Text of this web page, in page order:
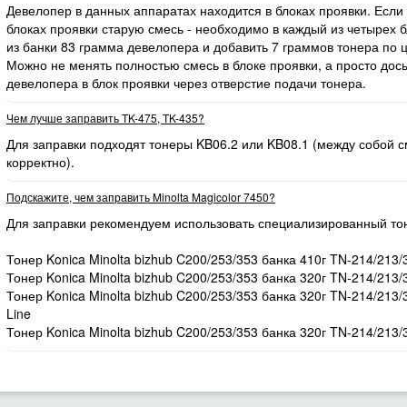
Девелопер в данных аппаратах находится в блоках проявки.
блоках проявки старую смесь - необходимо в каждый из четырех
из банки 83 грамма девелопера и добавить 7 граммов тонера по
Можно не менять полностью смесь в блоке проявки, а просто
девелопера в блок проявки через отверстие подачи тонера.
Чем лучше заправить TK-475, TK-435?
Для заправки подходят тонеры KB06.2 или KB08.1 (между собой
корректно).
Подскажите, чем заправить Minolta Magicolor 7450?
Для заправки рекомендуем использовать специализированный
Тонер Konica Minolta bizhub C200/253/353 банка 410г TN-214/
Тонер Konica Minolta bizhub C200/253/353 банка 320г TN-214/
Тонер Konica Minolta bizhub C200/253/353 банка 320г TN-214/
Line
Тонер Konica Minolta bizhub C200/253/353 банка 320г TN-214/